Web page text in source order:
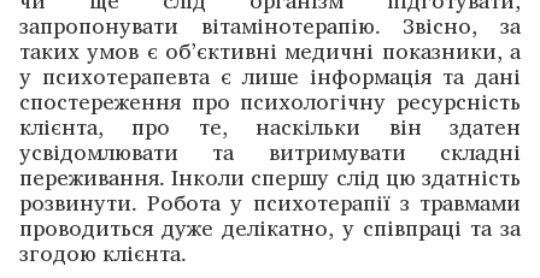
запропонувати вітамінотерапію. Звісно, за
таких умов є об’єктивні медичні показники, а
у психотерапевта є лише інформація та дані
спостереження про психологічну ресурсність
клієнта, про те, наскільки він здатен
усвідомлювати та витримувати складні
переживання. Інколи спершу слід цю здатність
розвинути. Робота у психотерапії з травмами
проводиться дуже делікатно, у співпраці та за
згодою клієнта.